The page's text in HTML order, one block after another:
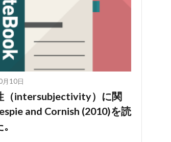
10日
（intersubjectivity）に関
and Cornish (2010)を読